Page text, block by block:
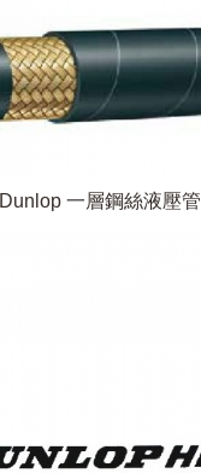
Dunlop 一層鋼絲液壓管